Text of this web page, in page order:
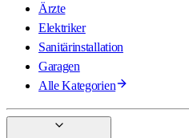
Ärzte
Elektriker
Sanitärinstallation
Garagen
Alle Kategorien